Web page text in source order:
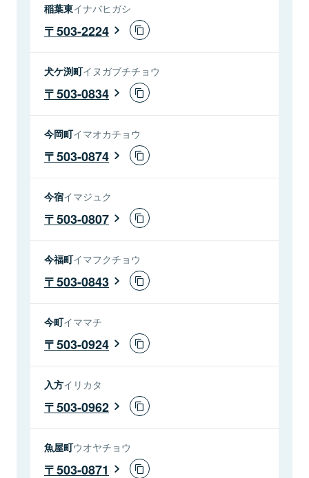
稲葉東イナバヒガシ
503-2224
犬ケ渕町イヌガブチチョウ
503-0834
今岡町イマオカチョウ
503-0874
今宿イマジュク
503-0807
今福町イマフクチョウ
503-0843
今町イママチ
503-0924
入方イリカタ
503-0962
魚屋町ウオヤチョウ
503-0871